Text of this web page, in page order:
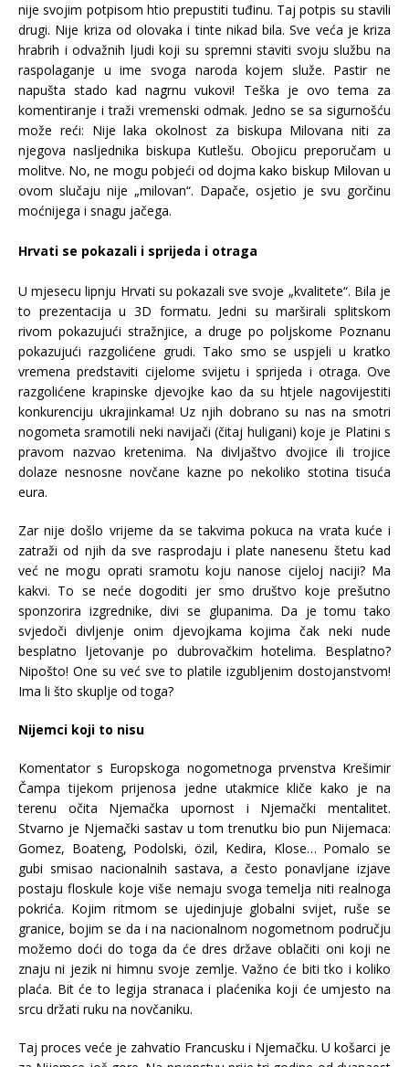
nije svojim potpisom htio prepustiti tuđinu. Taj potpis su stavili
drugi. Nije kriza od olovaka i tinte nikad bila. Sve veća je kriza
hrabrih i odvažnih ljudi koji su spremni staviti svoju službu na
raspolaganje u ime svoga naroda kojem služe. Pastir ne
napušta stado kad nagrnu vukovi! Teška je ovo tema za
komentiranje i traži vremenski odmak. Jedno se sa sigurnošću
može reći: Nije laka okolnost za biskupa Milovana niti za
njegova nasljednika biskupa Kutlešu. Obojicu preporučam u
molitve. No, ne mogu pobjeći od dojma kako biskup Milovan u
ovom slučaju nije „milovan“. Dapače, osjetio je svu gorčinu
moćnijega i snagu jačega.
Hrvati se pokazali i sprijeda i otraga
U mjesecu lipnju Hrvati su pokazali sve svoje „kvalitete“. Bila je
to prezentacija u 3D formatu. Jedni su marširali splitskom
rivom pokazujući stražnjice, a druge po poljskome Poznanu
pokazujući razgolićene grudi. Tako smo se uspjeli u kratko
vremena predstaviti cijelome svijetu i sprijeda i otraga. Ove
razgolićene krapinske djevojke kao da su htjele nagovijestiti
konkurenciju ukrajinkama! Uz njih dobrano su nas na smotri
nogometa sramotili neki navijači (čitaj huligani) koje je Platini s
pravom nazvao kretenima. Na divljaštvo dvojice ili trojice
dolaze nesnosne novčane kazne po nekoliko stotina tisuća
eura.
Zar nije došlo vrijeme da se takvima pokuca na vrata kuće i
zatraži od njih da sve rasprodaju i plate nanesenu štetu kad
već ne mogu oprati sramotu koju nanose cijeloj naciji? Ma
kakvi. To se neće dogoditi jer smo društvo koje prešutno
sponzorira izgrednike, divi se glupanima. Da je tomu tako
svjedoči divljenje onim djevojkama kojima čak neki nude
besplatno ljetovanje po dubrovačkim hotelima. Besplatno?
Nipošto! One su već sve to platile izgubljenim dostojanstvom!
Ima li što skuplje od toga?
Nijemci koji to nisu
Komentator s Europskoga nogometnoga prvenstva Krešimir
Čampa tijekom prijenosa jedne utakmice kliče kako je na
terenu očita Njemačka upornost i Njemački mentalitet.
Stvarno je Njemački sastav u tom trenutku bio pun Nijemaca:
Gomez, Boateng, Podolski, özil, Kedira, Klose… Pomalo se
gubi smisao nacionalnih sastava, a često ponavljane izjave
postaju floskule koje više nemaju svoga temelja niti realnoga
pokrića. Kojim ritmom se ujedinjuje globalni svijet, ruše se
granice, bojim se da i na nacionalnom nogometnom području
možemo doći do toga da će dres države oblačiti oni koji ne
znaju ni jezik ni himnu svoje zemlje. Važno će biti tko i koliko
plaća. Bit će to legija stranaca i plaćenika koji će umjesto na
srcu držati ruku na novčaniku.
Taj proces veće je zahvatio Francusku i Njemačku. U košarci je